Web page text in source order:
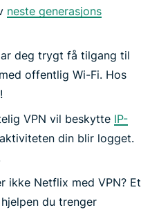
neste generasjons
deg trygt få tilgang til
offentlig Wi-Fi. Hos
VPN vil beskytte IP-
din blir logget.
ikke Netflix med VPN? Et
du trenger